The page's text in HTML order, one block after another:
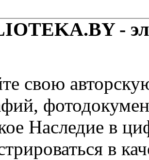
-
свою
Наследие в
в